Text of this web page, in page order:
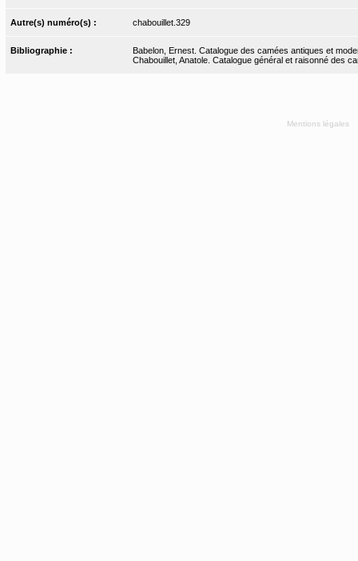
Autre(s) numéro(s) : chabouillet.329
Bibliographie :
Babelon, Ernest. Catalogue des camées antiques et
Chabouillet, Anatole. Catalogue général et raisonné des
Mentions légales